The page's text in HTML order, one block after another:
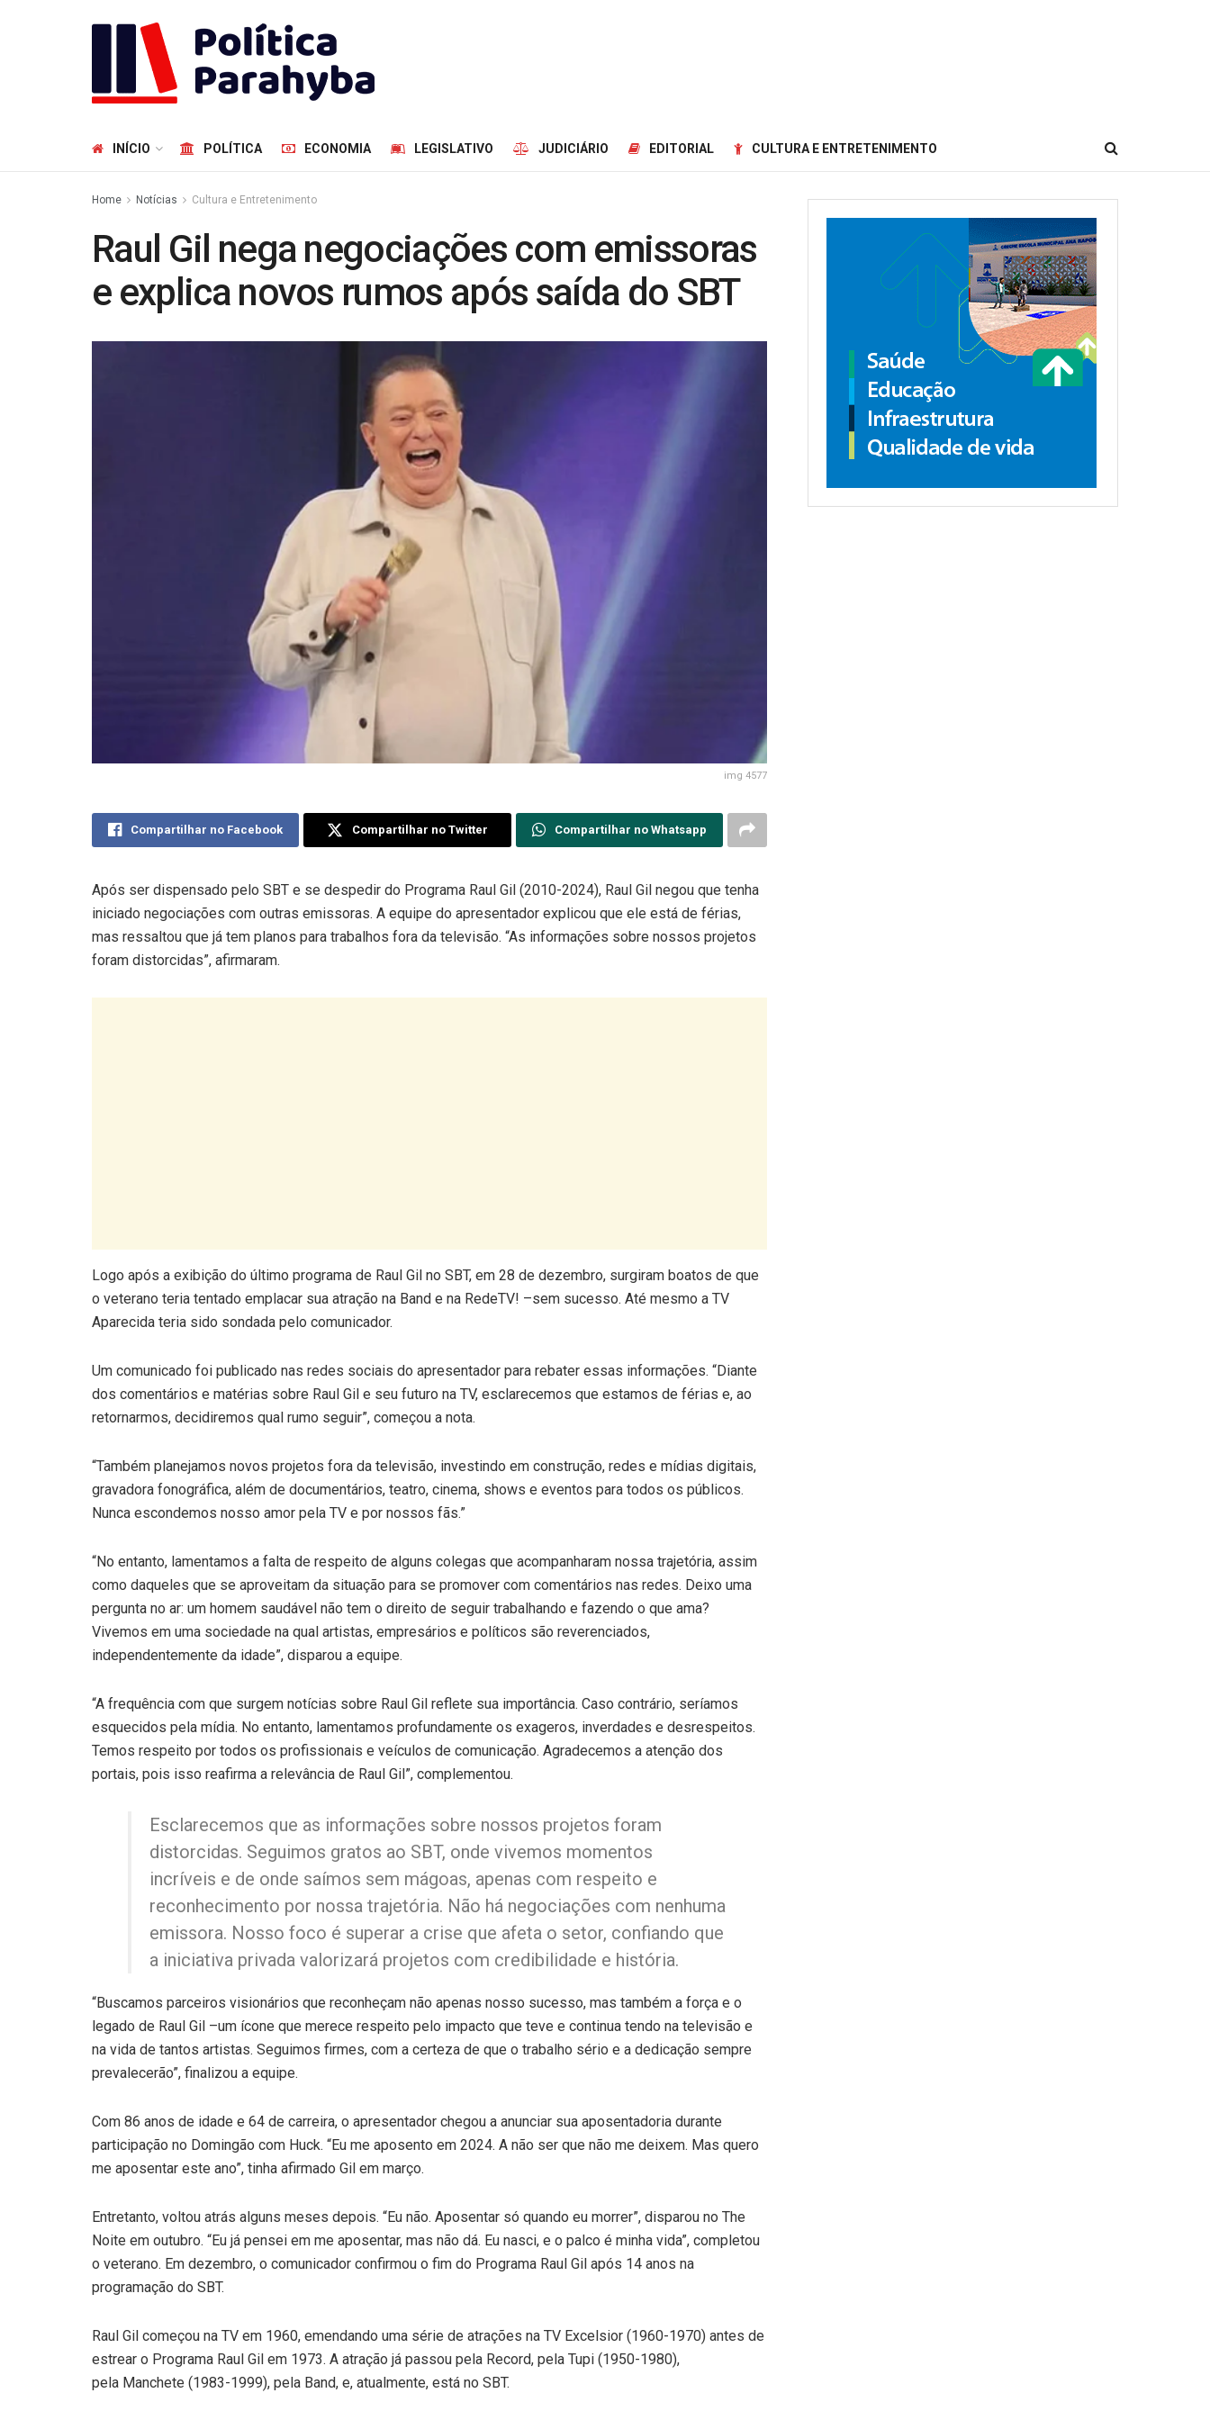
INÍCIO POLÍTICA ECONOMIA LEGISLATIVO JUDICIÁRIO EDITORIAL CULTURA E ENTRETENIMENTO
Home Notícias Cultura e Entretenimento
Raul Gil nega negociações com emissoras
e explica novos rumos após saída do SBT
img 4577
Compartilhar no Facebook Compartilhar no Twitter Compartilhar no Whatsapp
Após ser dispensado pelo SBT e se despedir do Programa Raul Gil (2010-2024), Raul Gil negou que tenha
iniciado negociações com outras emissoras. A equipe do apresentador explicou que ele está de férias,
mas ressaltou que já tem planos para trabalhos fora da televisão. “As informações sobre nossos projetos
foram distorcidas”, afirmaram.
Logo após a exibição do último programa de Raul Gil no SBT, em 28 de dezembro, surgiram boatos de que
o veterano teria tentado emplacar sua atração na Band e na RedeTV! –sem sucesso. Até mesmo a TV
Aparecida teria sido sondada pelo comunicador.
Um comunicado foi publicado nas redes sociais do apresentador para rebater essas informações. “Diante
dos comentários e matérias sobre Raul Gil e seu futuro na TV, esclarecemos que estamos de férias e, ao
retornarmos, decidiremos qual rumo seguir”, começou a nota.
“Também planejamos novos projetos fora da televisão, investindo em construção, redes e mídias digitais,
gravadora fonográfica, além de documentários, teatro, cinema, shows e eventos para todos os públicos.
Nunca escondemos nosso amor pela TV e por nossos fãs.”
“No entanto, lamentamos a falta de respeito de alguns colegas que acompanharam nossa trajetória, assim
como daqueles que se aproveitam da situação para se promover com comentários nas redes. Deixo uma
pergunta no ar: um homem saudável não tem o direito de seguir trabalhando e fazendo o que ama?
Vivemos em uma sociedade na qual artistas, empresários e políticos são reverenciados,
independentemente da idade”, disparou a equipe.
“A frequência com que surgem notícias sobre Raul Gil reflete sua importância. Caso contrário, seríamos
esquecidos pela mídia. No entanto, lamentamos profundamente os exageros, inverdades e desrespeitos.
Temos respeito por todos os profissionais e veículos de comunicação. Agradecemos a atenção dos
portais, pois isso reafirma a relevância de Raul Gil”, complementou.
Esclarecemos que as informações sobre nossos projetos foram
distorcidas. Seguimos gratos ao SBT, onde vivemos momentos
incríveis e de onde saímos sem mágoas, apenas com respeito e
reconhecimento por nossa trajetória. Não há negociações com nenhuma
emissora. Nosso foco é superar a crise que afeta o setor, confiando que
a iniciativa privada valorizará projetos com credibilidade e história.
“Buscamos parceiros visionários que reconheçam não apenas nosso sucesso, mas também a força e o
legado de Raul Gil –um ícone que merece respeito pelo impacto que teve e continua tendo na televisão e
na vida de tantos artistas. Seguimos firmes, com a certeza de que o trabalho sério e a dedicação sempre
prevalecerão”, finalizou a equipe.
Com 86 anos de idade e 64 de carreira, o apresentador chegou a anunciar sua aposentadoria durante
participação no Domingão com Huck. “Eu me aposento em 2024. A não ser que não me deixem. Mas quero
me aposentar este ano”, tinha afirmado Gil em março.
Entretanto, voltou atrás alguns meses depois. “Eu não. Aposentar só quando eu morrer”, disparou no The
Noite em outubro. “Eu já pensei em me aposentar, mas não dá. Eu nasci, e o palco é minha vida”, completou
o veterano. Em dezembro, o comunicador confirmou o fim do Programa Raul Gil após 14 anos na
programação do SBT.
Raul Gil começou na TV em 1960, emendando uma série de atrações na TV Excelsior (1960-1970) antes de
estrear o Programa Raul Gil em 1973. A atração já passou pela Record, pela Tupi (1950-1980),
pela Manchete (1983-1999), pela Band, e, atualmente, está no SBT.